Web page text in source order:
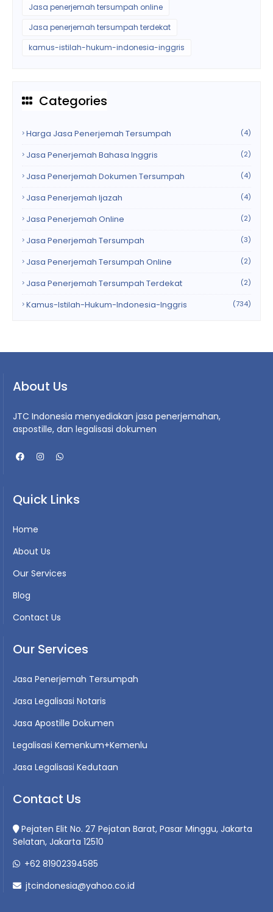
Jasa penerjemah tersumpah online
Jasa penerjemah tersumpah terdekat
kamus-istilah-hukum-indonesia-inggris
Categories
Harga Jasa Penerjemah Tersumpah (4)
Jasa Penerjemah Bahasa Inggris (2)
Jasa Penerjemah Dokumen Tersumpah (4)
Jasa Penerjemah Ijazah (4)
Jasa Penerjemah Online (2)
Jasa Penerjemah Tersumpah (3)
Jasa Penerjemah Tersumpah Online (2)
Jasa Penerjemah Tersumpah Terdekat (2)
Kamus-Istilah-Hukum-Indonesia-Inggris (734)
About Us
JTC Indonesia menyediakan jasa penerjemahan,
aspostille, dan legalisasi dokumen
Quick Links
Home
About Us
Our Services
Blog
Contact Us
Our Services
Jasa Penerjemah Tersumpah
Jasa Legalisasi Notaris
Jasa Apostille Dokumen
Legalisasi Kemenkum+Kemenlu
Jasa Legalisasi Kedutaan
Contact Us
Pejaten Elit No. 27 Pejatan Barat, Pasar Minggu, Jakarta
Selatan, Jakarta 12510
+62 81902394585
jtcindonesia@yahoo.co.id